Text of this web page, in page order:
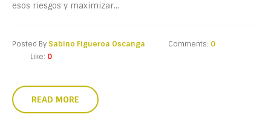
esos riesgos y maximizar...
Posted By Sabino Figueroa Oscanga Comments: 0
Like: 0
READ MORE